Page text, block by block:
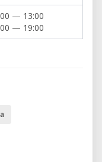
tipici
DOP o
— 13:00
— 19:00